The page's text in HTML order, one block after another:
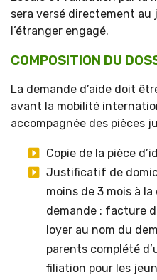
sera versé directement au
l’étranger engagé.
COMPOSITION DU
La demande d’aide doit
avant la mobilité
accompagnée des pièces
Copie de la pièce
Justificatif de
moins de 3 mois à
demande : facture
loyer au nom du
parents complété
filiation pour les